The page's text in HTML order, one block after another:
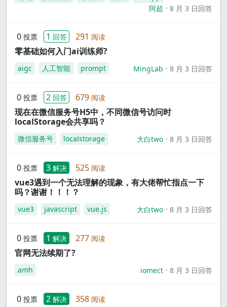
阿超
8 月 3 日回答
0 投票 1 回答 291 阅读
零基础如何入门ai训练师?
aigc 人工智能 prompt MingLab 8 月 3 日回答
0 投票 2 回答 679 阅读
现在在微信服务号H5中，不同微信号访问时
localStorage会共享吗？
微信服务号 localstorage 大白two 8 月 3 日回答
0 投票 3 解决 525 阅读
vue3遇到一个无法理解的现象，有大佬帮忙指点一下
吗？谢谢！！！？
vue3 javascript vue.js 大白two 8 月 3 日回答
0 投票 1 解决 277 阅读
官网无法续期了?
amh iomect 8 月 3 日回答
0 投票 2 解决 358 阅读